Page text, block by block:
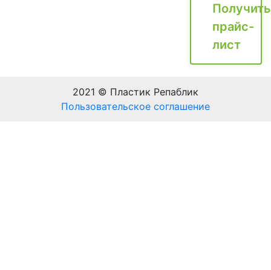
Получить
прайс-
лист
2021 © Пластик Репаблик
Пользовательское соглашение